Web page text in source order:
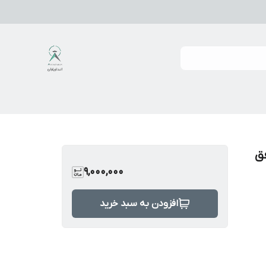
9,000,000
افزودن به سبد خرید